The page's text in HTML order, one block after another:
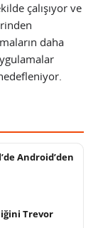
çalışıyor ve
daha
Android’den
Trevor